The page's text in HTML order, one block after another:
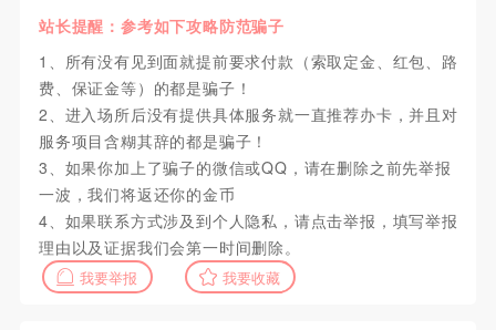
站长提醒：参考如下攻略防范骗子
1、所有没有见到面就提前要求付款（索取定金、红包、路
费、保证金等）的都是骗子！
2、进入场所后没有提供具体服务就一直推荐办卡，并且对
服务项目含糊其辞的都是骗子！
3、如果你加上了骗子的微信或QQ，请在删除之前先举报
一波，我们将返还你的金币
4、如果联系方式涉及到个人隐私，请点击举报，填写举报
理由以及证据我们会第一时间删除。
我要举报 我要收藏